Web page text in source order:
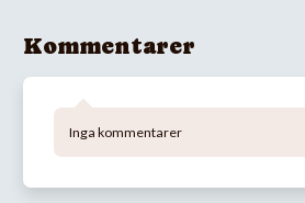
Kommentarer
Inga kommentarer